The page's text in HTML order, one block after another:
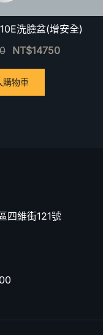
洗臉盆(增安全)
NT$14750
購物車
四維街121號